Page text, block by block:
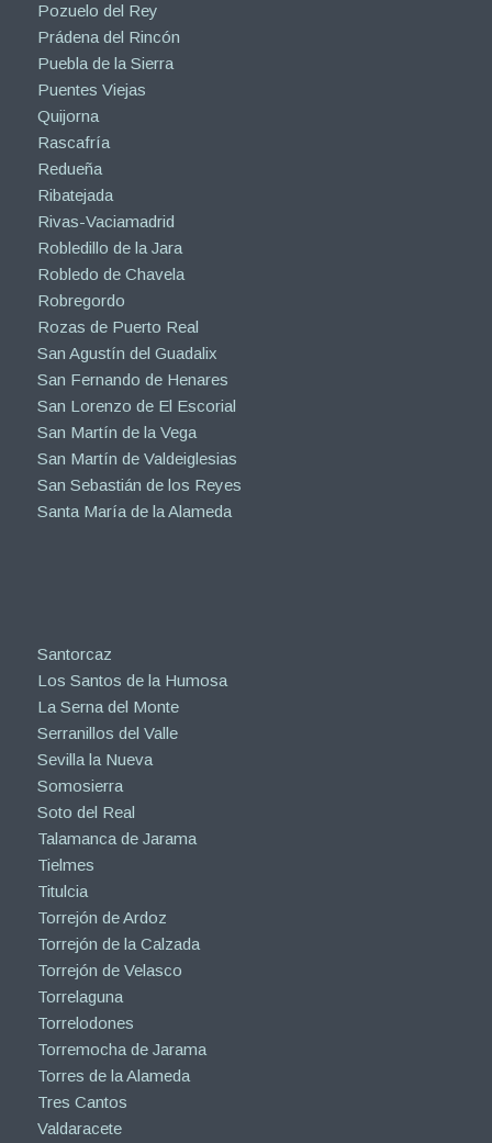
Pozuelo del Rey
Prádena del Rincón
Puebla de la Sierra
Puentes Viejas
Quijorna
Rascafría
Redueña
Ribatejada
Rivas-Vaciamadrid
Robledillo de la Jara
Robledo de Chavela
Robregordo
Rozas de Puerto Real
San Agustín del Guadalix
San Fernando de Henares
San Lorenzo de El Escorial
San Martín de la Vega
San Martín de Valdeiglesias
San Sebastián de los Reyes
Santa María de la Alameda
Santorcaz
Los Santos de la Humosa
La Serna del Monte
Serranillos del Valle
Sevilla la Nueva
Somosierra
Soto del Real
Talamanca de Jarama
Tielmes
Titulcia
Torrejón de Ardoz
Torrejón de la Calzada
Torrejón de Velasco
Torrelaguna
Torrelodones
Torremocha de Jarama
Torres de la Alameda
Tres Cantos
Valdaracete